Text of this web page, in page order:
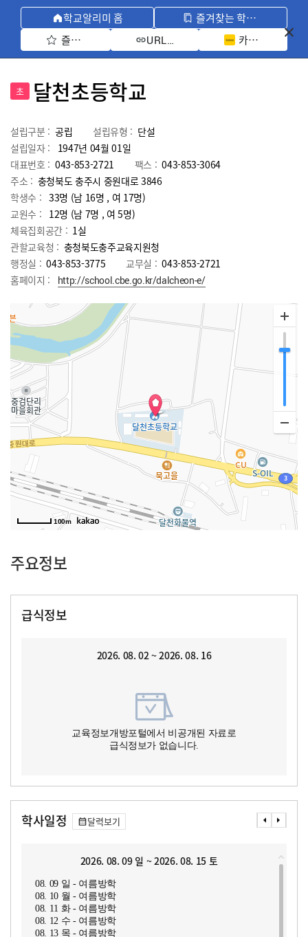
학교알리미 홈
즐겨찾는 학교 모아보기
즐겨찾기 선택
URL 복사 카카오톡 공유
초 달천초등학교
설립구분 : 공립 설립유형 : 단설
설립일자 :
1947년 04월 01일
대표번호 : 043-853-2721 팩스 : 043-853-3064
주소 : 충청북도 충주시 중원대로 3846
학생수 : 33명 (남 16명 , 여 17명)
교원수 : 12명 (남 7명 , 여5명)
체육집회공간 : 1실
관할교육청 : 충청북도충주교육지원청
행정실 : 043-853-3775 교무실 : 043-853-2721
홈페이지 :
http://school.cbe.go.kr/dalcheon-e/
100m
주요정보
급식정보
2026. 08. 02 ~ 2026. 08. 16
교육정보개방포털에서 비공개된 자료로
급식정보가 없습니다.
학사일정 달력보기
2026. 08. 09 일 ~ 2026. 08. 15 토
08. 09 일 - 여름방학
08. 10 월 - 여름방학
08. 11 화 - 여름방학
08. 12 수 - 여름방학
08. 13 목 - 여름방학